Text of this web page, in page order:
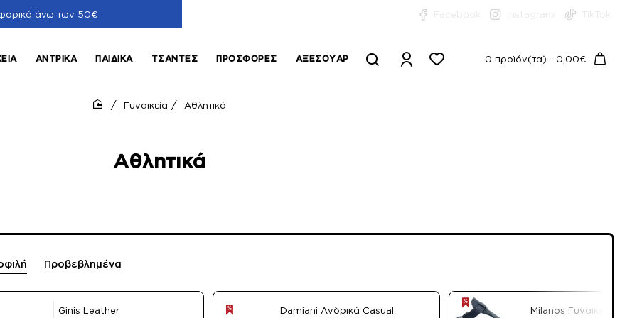
άνω των 50€
ΑΝΤΡΙΚΆ ΠΑΙΔΙΚΆ ΤΣΆΝΤΕΣ ΠΡΟΣΦΟΡΈΣ ΑΞΕΣΟΥΆΡ 0 προϊόν(τα) - 0,00€
Αθλητικά
Γυναικεία Αθλητικά
Προβεβλημένα
Ginis Leather
Damiani Ανδρικά Casual
Milanos Γυναικεία